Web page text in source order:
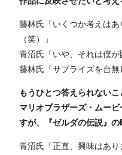
藤林氏「いくつか考えは
（笑）」
青沼氏「いや、それは僕が
藤林氏「サプライズを台無
もうひとつ答えられない
マリオブラザーズ・ムー
すが、『ゼルダの伝説』の
青沼氏「正直、興味はあ